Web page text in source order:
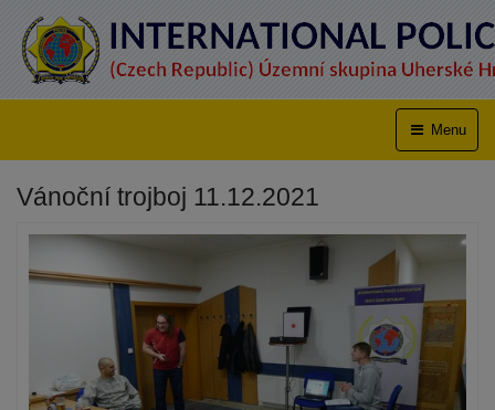
Menu
Vánoční trojboj 11.12.2021